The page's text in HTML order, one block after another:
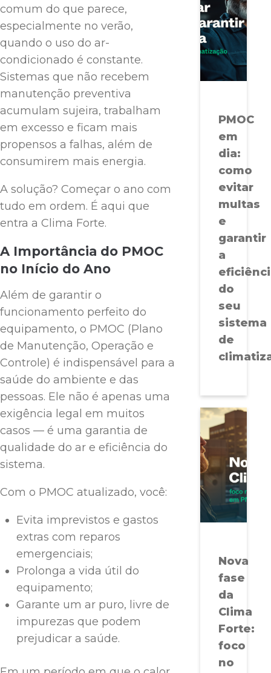
comum do que parece,
especialmente no verão,
quando o uso do ar-
condicionado é constante.
Sistemas que não recebem
manutenção preventiva
acumulam sujeira, trabalham
em excesso e ficam mais
propensos a falhas, além de
consumirem mais energia.
A solução? Começar o ano com
tudo em ordem. É aqui que
entra a Clima Forte.
A Importância do PMOC
no Início do Ano
Além de garantir o
funcionamento perfeito do
equipamento, o PMOC (Plano
de Manutenção, Operação e
Controle) é indispensável para a
saúde do ambiente e das
pessoas. Ele não é apenas uma
exigência legal em muitos
casos — é uma garantia de
qualidade do ar e eficiência do
sistema.
Com o PMOC atualizado, você:
Evita imprevistos e gastos
extras com reparos
emergenciais;
Prolonga a vida útil do
equipamento;
Garante um ar puro, livre de
impurezas que podem
prejudicar a saúde.
PMOC
em
dia:
como
evitar
multas
e
garantir
a
do
seu
sistema
de
Nova
fase
da
Clima
Forte:
foco
no